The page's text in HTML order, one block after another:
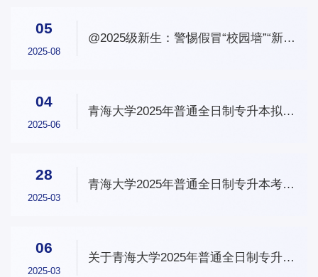
05
2025-08
@2025级新生：警惕假冒“校园墙”“新生
04
2025-06
青海大学2025年普通全日制专升本拟录
28
2025-03
青海大学2025年普通全日制专升本考试
06
2025-03
关于青海大学2025年普通全日制专升本